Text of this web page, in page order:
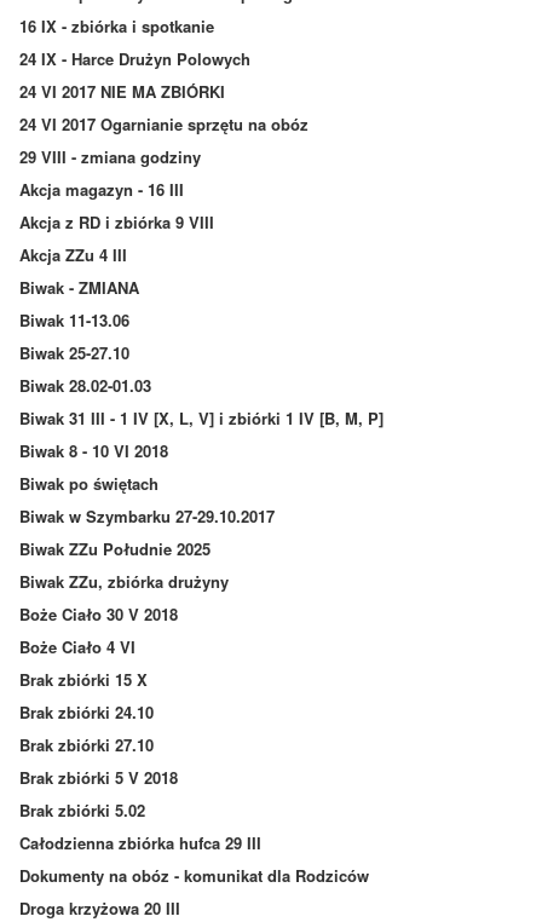
16 IX - zbiórka i spotkanie
24 IX - Harce Drużyn Polowych
24 VI 2017 NIE MA ZBIÓRKI
24 VI 2017 Ogarnianie sprzętu na obóz
29 VIII - zmiana godziny
Akcja magazyn - 16 III
Akcja z RD i zbiórka 9 VIII
Akcja ZZu 4 III
Biwak - ZMIANA
Biwak 11-13.06
Biwak 25-27.10
Biwak 28.02-01.03
Biwak 31 III - 1 IV [X, L, V] i zbiórki 1 IV [B, M, P]
Biwak 8 - 10 VI 2018
Biwak po świętach
Biwak w Szymbarku 27-29.10.2017
Biwak ZZu Południe 2025
Biwak ZZu, zbiórka drużyny
Boże Ciało 30 V 2018
Boże Ciało 4 VI
Brak zbiórki 15 X
Brak zbiórki 24.10
Brak zbiórki 27.10
Brak zbiórki 5 V 2018
Brak zbiórki 5.02
Całodzienna zbiórka hufca 29 III
Dokumenty na obóz - komunikat dla Rodziców
Droga krzyżowa 20 III